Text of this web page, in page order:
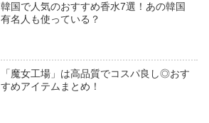
韓国で人気のおすすめ香水7選！あの韓国
有名人も使っている？
「魔女工場」は高品質でコスパ良し◎おす
すめアイテムまとめ！